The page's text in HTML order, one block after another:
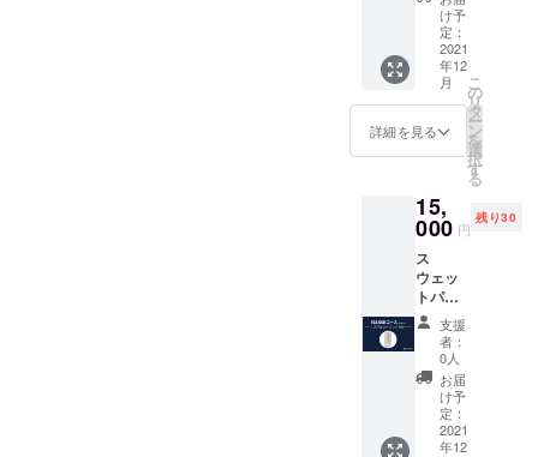
サイト
に支援
してい
ただい
た方の
名前 ※
支援
希望の
お名前
入くだ
さい。
（※ニッ
クネー
ム可）
ポリエ
ステル
【サイ
ズ】S,
M, L, XL
サイズ
●LOVL
UEから
メッ
セージ
付きの
ポスト
カード
●LOVL
UEオ
フィ
シャル
サイト
ス ✔︎ 14
オンス
と非常
に重
く、
10°Cの
低温で
も暖か
す。 ✔︎
シュリ
ンクフ
リー
（縮ま
ない）
【素
材】
コット
ン98％ /
ポリエ
ステル
【サイ
け予
定：
2021
年12
月
詳細を見る
こ
の
リ
タ
ー
ン
を
選
択
す
る
15,
000 円
残り30
ス
ウェッ
トパン
ツ
[Ash] ✔︎
ユニ
セック
オンス
と非常
に重
支援
者：
0人
お届
け予
定：
2021
年12